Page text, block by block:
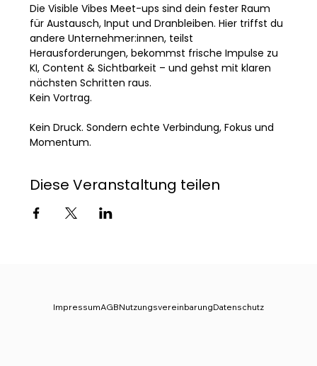
Die Visible Vibes Meet-ups sind dein fester Raum
für Austausch, Input und Dranbleiben. Hier triffst du
andere Unternehmer:innen, teilst
Herausforderungen, bekommst frische Impulse zu
KI, Content & Sichtbarkeit – und gehst mit klaren
nächsten Schritten raus.
Kein Vortrag.
Kein Druck. Sondern echte Verbindung, Fokus und
Momentum.
Diese Veranstaltung teilen
Datenschutz
Nutzungsvereinbarung
AGB
Impressum